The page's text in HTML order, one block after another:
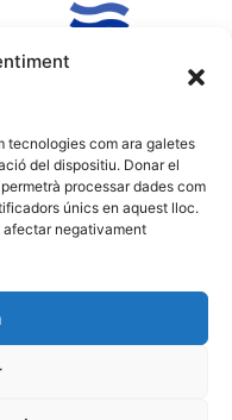
tecnologies com ara galetes
del dispositiu. Donar el
processar dades com
únics en aquest lloc.
afectar negativament